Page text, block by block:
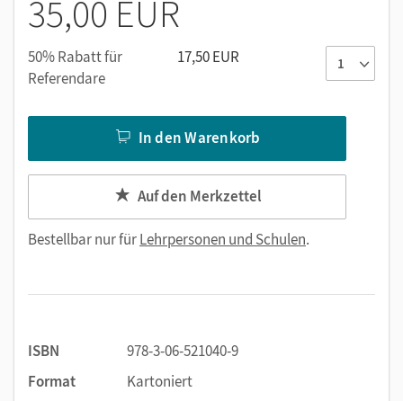
35,00 EUR
50% Rabatt für
Referendare
17,50 EUR
In den Warenkorb
Auf den Merkzettel
Bestellbar nur fürLehrpersonen und Schulen.
ISBN
978-3-06-521040-9
Format
Kartoniert